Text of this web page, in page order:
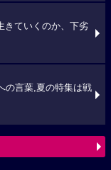
きていくのか、下劣
の言葉,夏の特集は戦